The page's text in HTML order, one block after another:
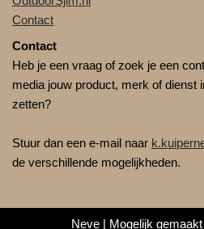
Contact
Contact
Heb je een vraag of zoek je een
media jouw product, merk of dienst
zetten?
Stuur dan een e-mail naar
de verschillende mogelijkheden.
Neve| Mogelijk gemaakt